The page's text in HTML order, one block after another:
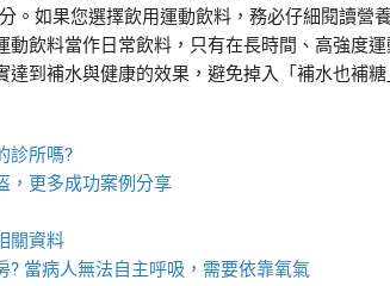
。如果您選擇飲用運動飲料，務必仔細閱讀營
動飲料當作日常飲料，只有在長時間、高強度
達到補水與健康的效果，避免掉入「補水也補糖
診所嗎?
，更多成功案例分享
關資料
? 當病人無法自主呼吸，需要依靠氧氣